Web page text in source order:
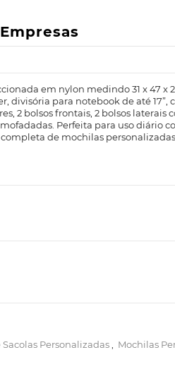
em nylon medindo 31 x 47 x
divisória para notebook de até
2 bolsos frontais, 2 bolsos laterais
Perfeita para uso diário
de mochilas
Sacolas Personalizadas Mochilas